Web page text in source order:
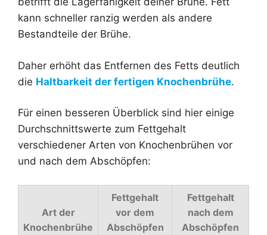
kann schneller ranzig werden als andere
Bestandteile der Brühe.
Daher erhöht das Entfernen des Fetts deutlich
die Haltbarkeit der fertigen Knochenbrühe.
Für einen besseren Überblick sind hier einige
Durchschnittswerte zum Fettgehalt
verschiedener Arten von Knochenbrühen vor
und nach dem Abschöpfen:
Art der
Knochenbrühe
Fettgehalt
vor dem
Abschöpfen
Fettgehalt
nach dem
Abschöpfen